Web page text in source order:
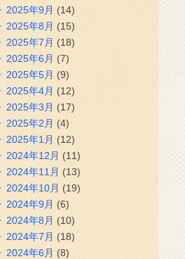
2025年9月 (14)
2025年8月 (15)
2025年7月 (18)
2025年6月 (7)
2025年5月 (9)
2025年4月 (12)
2025年3月 (17)
2025年2月 (4)
2025年1月 (12)
2024年12月 (11)
2024年11月 (13)
2024年10月 (19)
2024年9月 (6)
2024年8月 (10)
2024年7月 (18)
2024年6月 (8)